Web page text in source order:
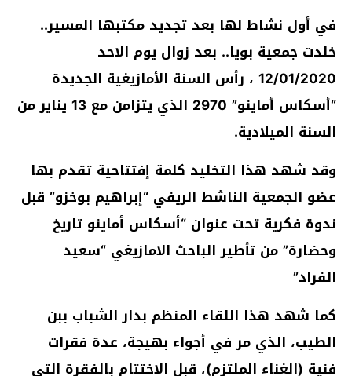
في أول نشاط لها بعد تجديد مكتبها المسير..
خلدت جمعية بويا.. بعد زوال يوم الاحد
12/01/2020 ، رأس السنة الأمازيغية الجديدة
“أسكاس أماينو” 2970 الذي يتزامن مع 13 يناير من
السنة الميلادية.
وقد شهد هذا التخليد كلمة إفتتاحية تقدم بها
عضو الجمعية الناشط الريفي “إبراهيم بوخزو” قبل
ندوة فكرية تحت عنوان “أسكاس أماينو تاريخ
وحضارة” من تأطير الباحث الامازيغي “سعيد
الفراد”
كما شهد هذا اللقاء المنظم بدار الشباب ببن
الطيب، الذي مر في أجواء بهيجة، عدة فقرات
فنية (الغناء الملتزم)، قبل الاختتام بالفقرة التي